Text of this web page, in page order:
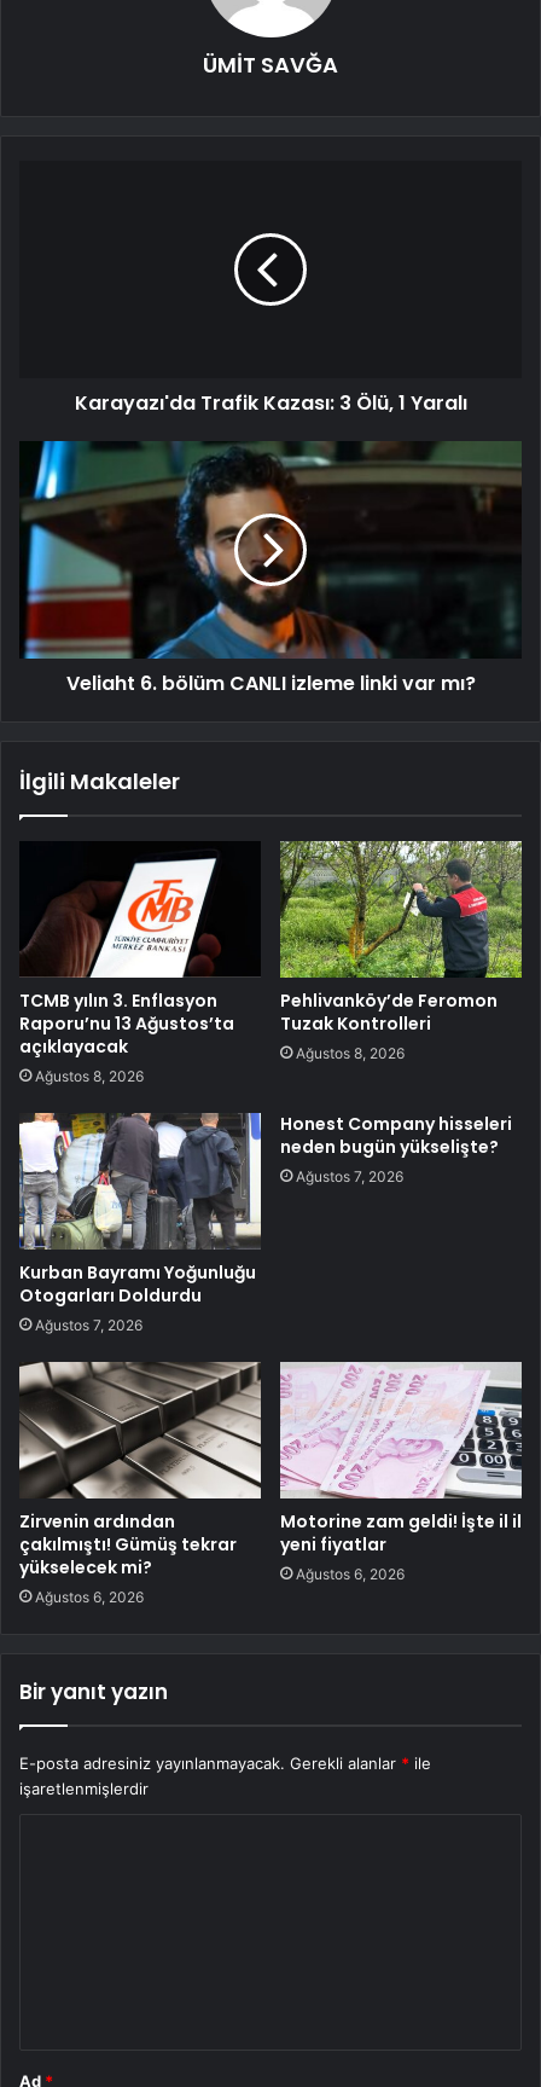
ÜMİT SAVĞA
Karayazı'da Trafik Kazası: 3 Ölü, 1 Yaralı
Veliaht 6. bölüm CANLI izleme linki var mı?
İlgili Makaleler
TCMB yılın 3. Enflasyon
Raporu’nu 13 Ağustos’ta
açıklayacak
Ağustos 8, 2026
Pehlivanköy’de Feromon
Tuzak Kontrolleri
Ağustos 8, 2026
Kurban Bayramı Yoğunluğu
Otogarları Doldurdu
Ağustos 7, 2026
Honest Company hisseleri
neden bugün yükselişte?
Ağustos 7, 2026
Zirvenin ardından
çakılmıştı! Gümüş tekrar
yükselecek mi?
Ağustos 6, 2026
Motorine zam geldi! İşte il il
yeni fiyatlar
Ağustos 6, 2026
Bir yanıt yazın
E-posta adresiniz yayınlanmayacak. Gerekli alanlar * ile
işaretlenmişlerdir
Ad *